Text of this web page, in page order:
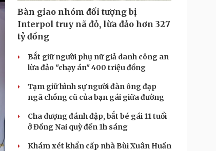
Bàn giao nhóm đối tượng bị
Interpol truy nã đỏ, lừa đảo hơn 327
tỷ đồng
Bắt giữ người phụ nữ giả danh công an
lừa đảo "chạy án" 400 triệu đồng
Tạm giữ hình sự người đàn ông đạp
ngã chồng cũ của bạn gái giữa đường
Cha dượng đánh đập, bắt bé gái 11 tuổi
ở Đồng Nai quỳ đến 1h sáng
Khám xét khẩn cấp nhà Bùi Xuân Huấn